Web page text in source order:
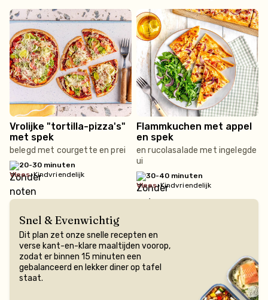
Vrolijke "tortilla-pizza's"
met spek
belegd met courgette en prei
20-30 minuten
vlees•Kindvriendelijk
Flammkuchen met appel
en spek
en rucolasalade met ingelegde
ui
30-40 minuten
vlees•Kindvriendelijk
Snel & Evenwichtig
Dit plan zet onze snelle recepten en
verse kant-en-klare maaltijden voorop,
zodat er binnen 15 minuten een
gebalanceerd en lekker diner op tafel
staat.